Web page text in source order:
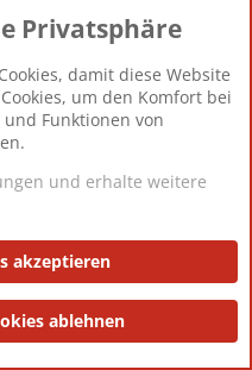
12.427
Berlin
Impressum
2025 XenForo Ltd.
Privatsphäre
damit diese Website
um den Komfort bei
Funktionen von
und erhalte weitere
akzeptieren
ablehnen